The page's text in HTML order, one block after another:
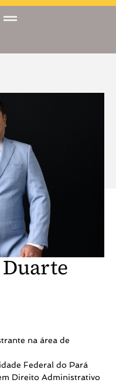
Duarte
na área de
Federal do Pará
Direito Administrativo